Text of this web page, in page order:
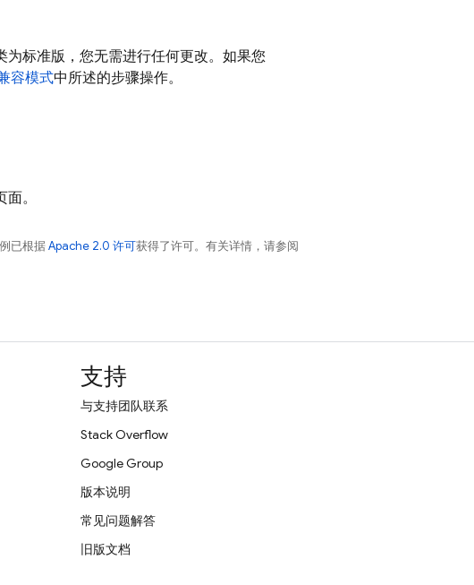
标准版，您无需进行任何更改。如果您
容模式中所述的步骤操作。
。
已根据Apache 2.0 许可获得了许可。有关详情，请参阅
支持
与支持团队联系
Stack Overflow
Google Group
版本说明
常见问题解答
旧版文档